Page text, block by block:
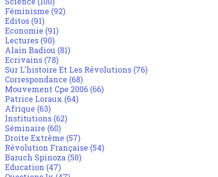
Féminisme (92)
Editos (91)
Economie (91)
Lectures (90)
Alain Badiou (81)
Ecrivains (78)
Sur L'histoire Et Les Révolutions (76)
Correspondance (68)
Mouvement Cpe 2006 (66)
Patrice Loraux (64)
Afrique (63)
Institutions (62)
Séminaire (60)
Droite Extrême (57)
Révolution Française (54)
Baruch Spinoza (50)
Education (47)